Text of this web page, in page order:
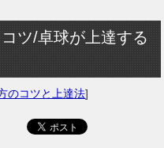
ツ/卓球が上達する
のコツと上達法]